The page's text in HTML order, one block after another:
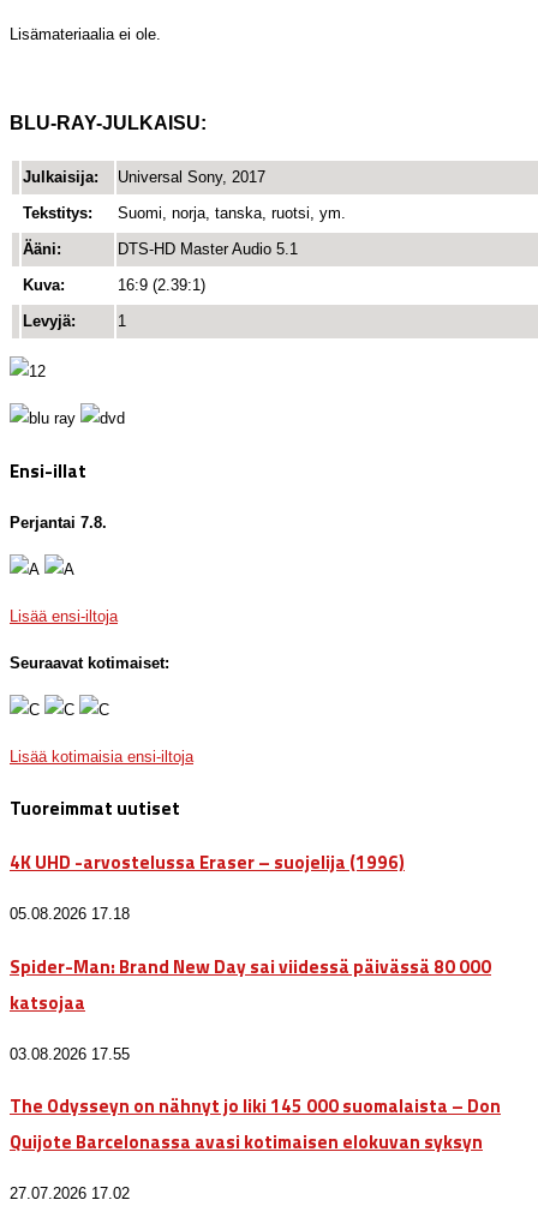
Lisämateriaalia ei ole.
BLU-RAY-JULKAISU:
Julkaisija:
Universal Sony, 2017
Tekstitys:
Suomi, norja, tanska, ruotsi, ym.
Ääni:
DTS-HD Master Audio 5.1
Kuva:
16:9 (2.39:1)
Levyjä:
1
Ensi-illat
Perjantai 7.8.
Lisää ensi-iltoja
Seuraavat kotimaiset:
Lisää kotimaisia ensi-iltoja
Tuoreimmat uutiset
4K UHD -arvostelussa Eraser – suojelija (1996)
05.08.2026 17.18
Spider-Man: Brand New Day sai viidessä päivässä 80 000
katsojaa
03.08.2026 17.55
The Odysseyn on nähnyt jo liki 145 000 suomalaista – Don
Quijote Barcelonassa avasi kotimaisen elokuvan syksyn
27.07.2026 17.02